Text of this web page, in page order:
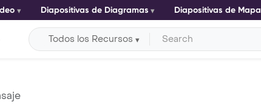
Diapositivas de Diagramas Diapositivas de Mapa
Todos los Recursos